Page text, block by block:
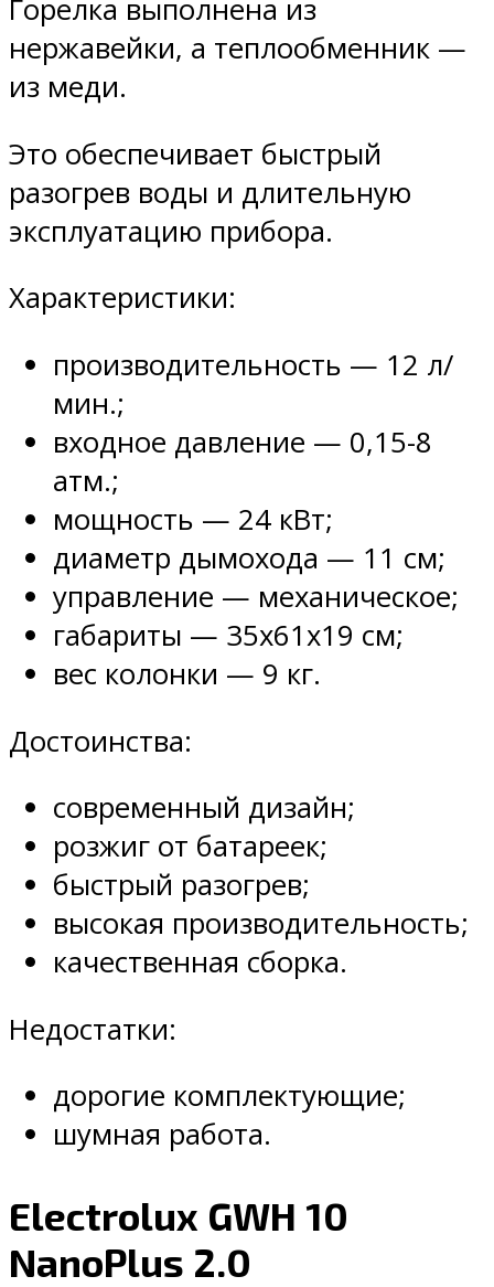
Горелка выполнена из
нержавейки, а теплообменник —
из меди.
Это обеспечивает быстрый
разогрев воды и длительную
эксплуатацию прибора.
Характеристики:
производительность — 12 л/
мин.;
входное давление — 0,15-8
атм.;
мощность — 24 кВт;
диаметр дымохода — 11 см;
управление — механическое;
габариты — 35х61х19 см;
вес колонки — 9 кг.
Достоинства:
современный дизайн;
розжиг от батареек;
быстрый разогрев;
высокая производительность;
качественная сборка.
Недостатки:
дорогие комплектующие;
шумная работа.
Electrolux GWH 10
NanoPlus 2.0